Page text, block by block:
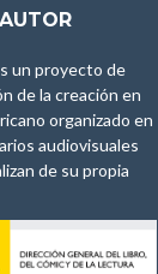
un proyecto de
de la creación en
organizado en
audiovisuales
de su propia